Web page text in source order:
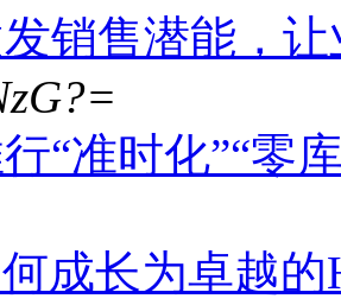
销售潜能，
“准时化”“零
成长为卓越